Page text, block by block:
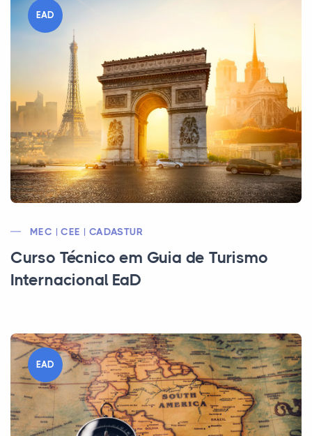
EAD
MEC | CEE | CADASTUR
Curso Técnico em Guia de Turismo
Internacional EaD
EAD